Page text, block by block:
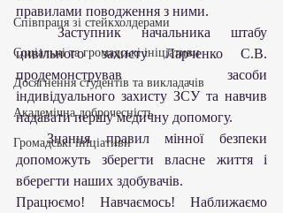
Співпраця зі стейкхолдерами
Соціальні та громадські ініціативи
Досягнення студентів та викладачів
Академічна доброчесність
Громадські ініціативи
правилами поводження з ними.
  Заступник начальника штабу
цивільного захисту Ларченко С.В.
продемонстрував засоби
індивідуального захисту ЗСУ та навчив
надавати першу медичну допомогу.
  Знання правил мінної безпеки
допоможуть зберегти власне життя і
вберегти наших здобувачів.
Працюємо! Навчаємось! Наближаємо